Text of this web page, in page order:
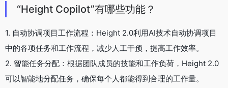
“Height Copilot”有哪些功能？
1. 自动协调项目工作流程：Height 2.0利用AI技术自动协调项目
中的各项任务和工作流程，减少人工干预，提高工作效率。
2. 智能任务分配：根据团队成员的技能和工作负荷，Height 2.0
可以智能地分配任务，确保每个人都能得到合理的工作量。